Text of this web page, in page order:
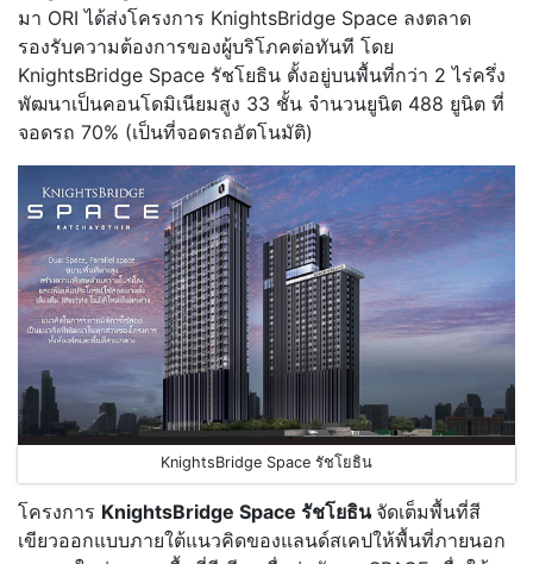
มา ORI ได้ส่งโครงการ KnightsBridge Space ลงตลาด
รองรับความต้องการของผู้บริโภคต่อทันที โดย
KnightsBridge Space รัชโยธิน ตั้งอยู่บนพื้นที่กว่า 2 ไร่ครึ่ง
พัฒนาเป็นคอนโดมิเนียมสูง 33 ชั้น จํานวนยูนิต 488 ยูนิต ที่
จอดรถ 70% (เป็นที่จอดรถอัตโนมัติ)
KnightsBridge Space รัชโยธิน
โครงการ KnightsBridge Space รัชโยธิน จัดเต็มพื้นที่สี
เขียวออกแบบภายใต้แนวคิดของแลนด์สเคปให้พื้นที่ภายนอก